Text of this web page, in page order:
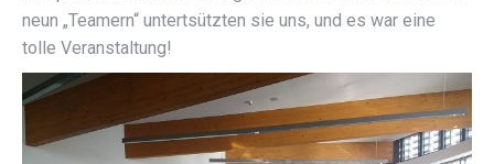
neun „Teamern“ untertsützten sie uns, und es war eine
tolle Veranstaltung!